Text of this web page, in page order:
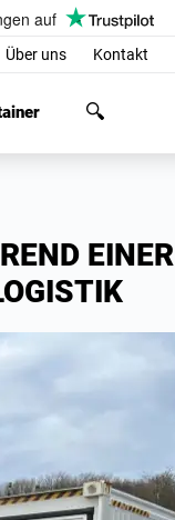
Über uns Kontakt
EINER